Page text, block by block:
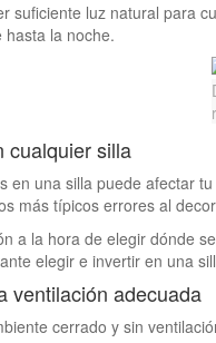
suficiente luz natural para
la noche.
cualquier silla
en una silla puede afectar
más típicos errores al
a la hora de elegir dónde
elegir e invertir en una
ventilación adecuada
cerrado y sin